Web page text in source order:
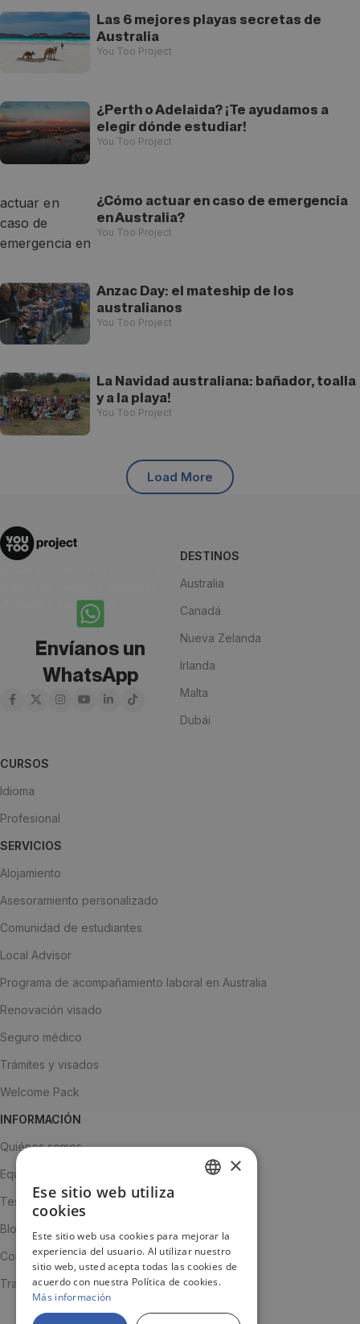
Las 6 mejores playas secretas de
Australia
You Too Project
¿Perth o Adelaida? ¡Te ayudamos a
elegir dónde estudiar!
You Too Project
¿Cómo actuar en caso de emergencia
en Australia?
You Too Project
Anzac Day: el mateship de los
australianos
You Too Project
La Navidad australiana: bañador, toalla
y a la playa!
You Too Project
Load More
¡Anímate y escríbenos!
Envíanos un
WhatsApp
DESTINOS
Australia
Canadá
Nueva Zelanda
Irlanda
Malta
Dubái
CURSOS
Idioma
Profesional
SERVICIOS
Alojamiento
Asesoramiento personalizado
Comunidad de estudiantes
Local Advisor
Programa de acompañamiento laboral en Australia
Renovación visado
Seguro médico
Trámites y visados
Welcome Pack
INFORMACIÓN
Quiénes somos
Equipo
Testimonios
Blog
Contacto
Trabaja con nosotros
JA
×
Ese sitio web utiliza
cookies
Este sitio web usa cookies para mejorar la
experiencia del usuario. Al utilizar nuestro
sitio web, usted acepta todas las cookies de
acuerdo con nuestra Política de cookies.
Más información